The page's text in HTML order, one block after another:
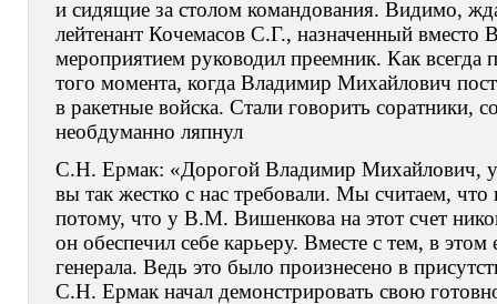
и сидящие за столом командования. Видимо,
лейтенант Кочемасов С.Г., назначенный
мероприятием руководил преемник. Как всегда
того момента, когда Владимир Михайлович
в ракетные войска. Стали говорить соратники,
необдуманно ляпнул
С.Н. Ермак: «Дорогой Владимир Михайлович, у
вы так жестко с нас требовали. Мы считаем,
потому, что у В.М. Вишенкова на этот счет
он обеспечил себе карьеру. Вместе с тем, в
генерала. Ведь это было произнесено в
С.Н. Ермак начал демонстрировать свою